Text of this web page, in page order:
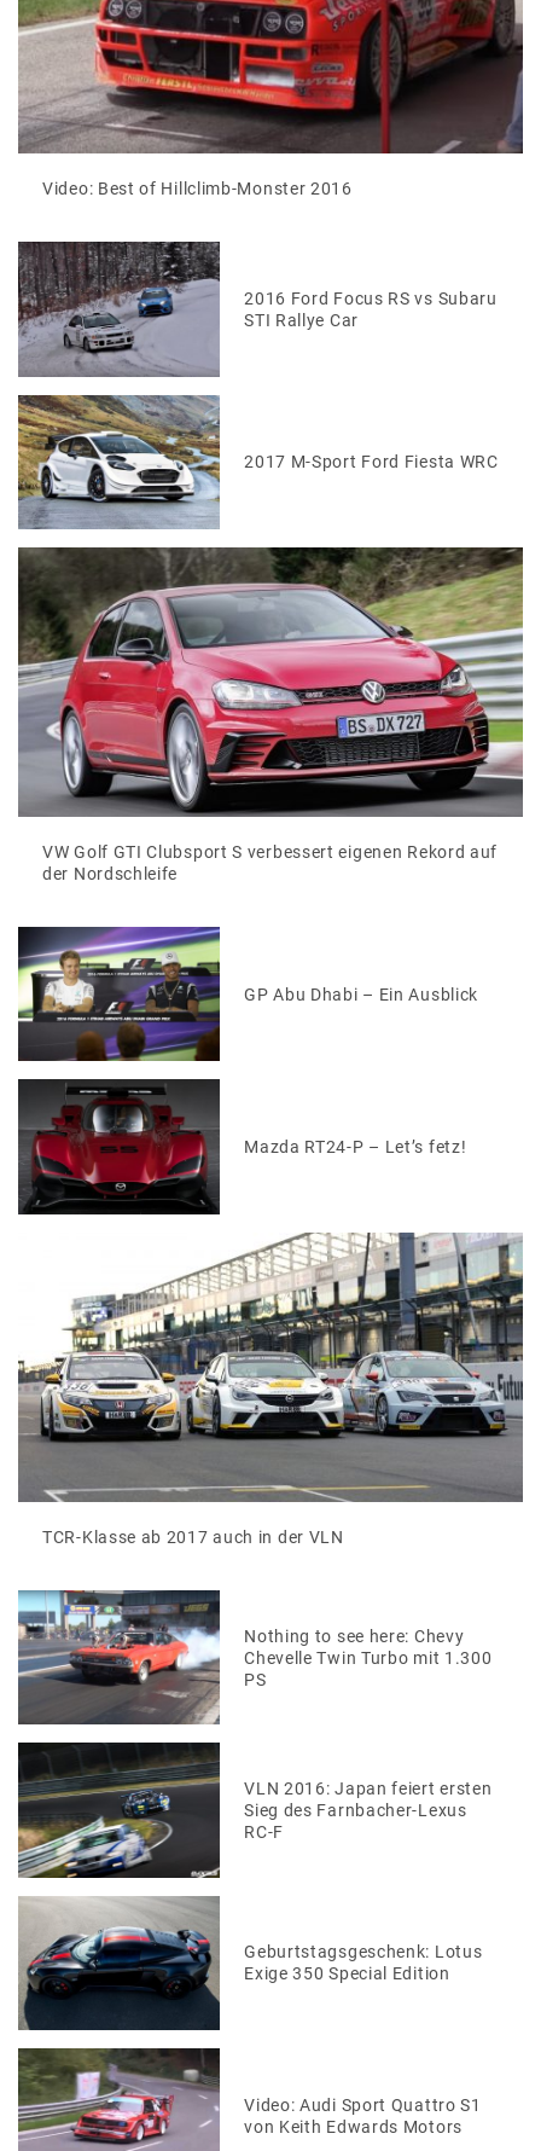
Video: Best of Hillclimb-Monster 2016
2016 Ford Focus RS vs Subaru
STI Rallye Car
2017 M-Sport Ford Fiesta WRC
VW Golf GTI Clubsport S verbessert eigenen Rekord auf
der Nordschleife
GP Abu Dhabi – Ein Ausblick
Mazda RT24-P – Let’s fetz!
TCR-Klasse ab 2017 auch in der VLN
Nothing to see here: Chevy
Chevelle Twin Turbo mit 1.300
PS
VLN 2016: Japan feiert ersten
Sieg des Farnbacher-Lexus
RC-F
Geburtstagsgeschenk: Lotus
Exige 350 Special Edition
Video: Audi Sport Quattro S1
von Keith Edwards Motors